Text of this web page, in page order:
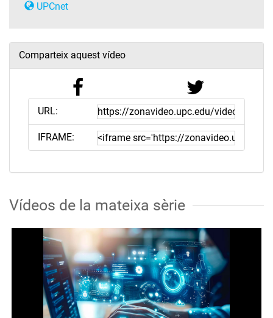
UPCnet
Comparteix aquest vídeo
URL:
IFRAME:
Vídeos de la mateixa sèrie